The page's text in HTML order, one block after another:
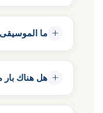
+ ما
+ هل هناك بار